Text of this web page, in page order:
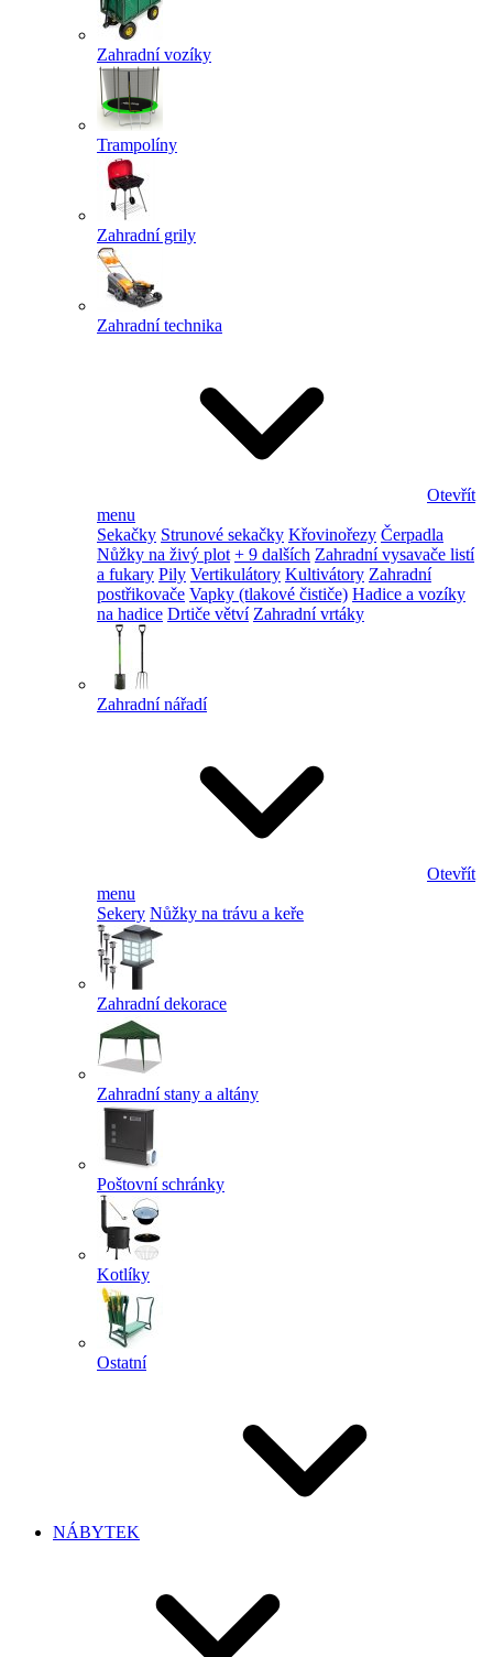
Zahradní vozíky
Trampolíny
Zahradní grily
Zahradní technika
Otevřít
menu
Sekačky Strunové sekačky Křovinořezy Čerpadla
Nůžky na živý plot + 9 dalších Zahradní vysavače listí
a fukary Pily Vertikulátory Kultivátory Zahradní
postřikovače Vapky (tlakové čističe) Hadice a vozíky
na hadice Drtiče větví Zahradní vrtáky
Zahradní nářadí
Otevřít
menu
Sekery Nůžky na trávu a keře
Zahradní dekorace
Zahradní stany a altány
Poštovní schránky
Kotlíky
Ostatní
NÁBYTEK